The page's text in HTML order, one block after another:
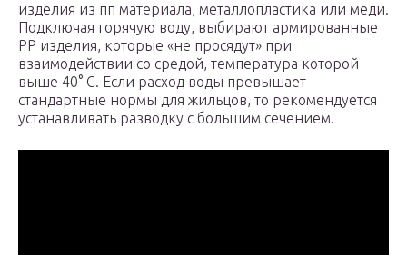
изделия из пп материала, металлопластика или меди.
Подключая горячую воду, выбирают армированные
PP изделия, которые «не просядут» при
взаимодействии со средой, температура которой
выше 40° C. Если расход воды превышает
стандартные нормы для жильцов, то рекомендуется
устанавливать разводку с большим сечением.